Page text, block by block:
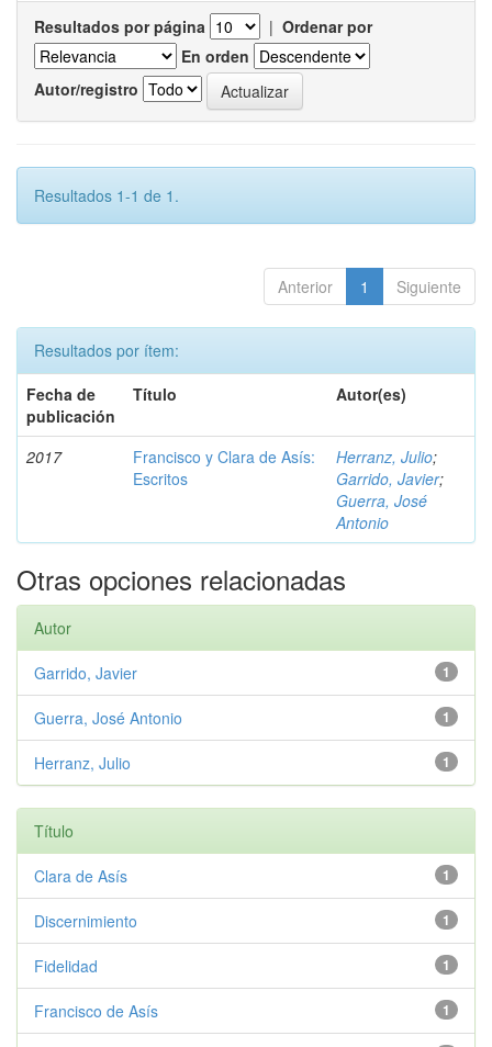
Resultados por página | Ordenar por
En orden
Autor/registro
Resultados 1-1 de 1.
Anterior 1 Siguiente
Resultados por ítem:
Fecha de
publicación
Título Autor(es)
2017
Francisco y Clara de Asís:
Escritos
Herranz, Julio;
Garrido, Javier;
Guerra, José
Antonio
Otras opciones relacionadas
Autor
1
Garrido, Javier
1
Guerra, José Antonio
1
Herranz, Julio
Título
1
Clara de Asís
1
Discernimiento
1
Fidelidad
1
Francisco de Asís